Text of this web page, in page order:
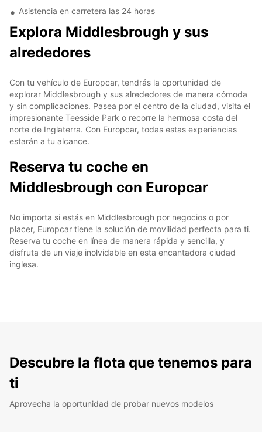
Asistencia en carretera las 24 horas
Explora Middlesbrough y sus
alrededores
Con tu vehículo de Europcar, tendrás la oportunidad de
explorar Middlesbrough y sus alrededores de manera cómoda
y sin complicaciones. Pasea por el centro de la ciudad, visita el
impresionante Teesside Park o recorre la hermosa costa del
norte de Inglaterra. Con Europcar, todas estas experiencias
estarán a tu alcance.
Reserva tu coche en
Middlesbrough con Europcar
No importa si estás en Middlesbrough por negocios o por
placer, Europcar tiene la solución de movilidad perfecta para ti.
Reserva tu coche en línea de manera rápida y sencilla, y
disfruta de un viaje inolvidable en esta encantadora ciudad
inglesa.
Descubre la flota que tenemos para
ti
Aprovecha la oportunidad de probar nuevos modelos